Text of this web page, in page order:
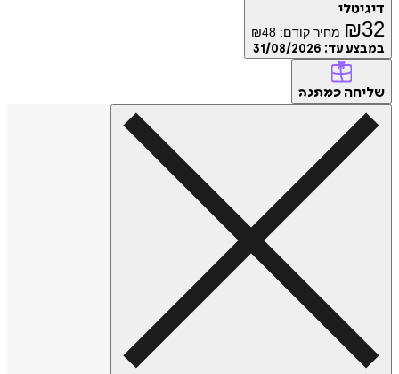
דיגיטלי
₪32 מחיר קודם: ₪48
במבצע עד: 31/08/2026
שליחה כמתנה